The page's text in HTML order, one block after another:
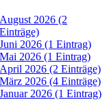
August 2026 (2
Einträge)
Juni 2026 (1 Eintrag)
Mai 2026 (1 Eintrag)
April 2026 (2 Einträge)
März 2026 (4 Einträge)
Januar 2026 (1 Eintrag)